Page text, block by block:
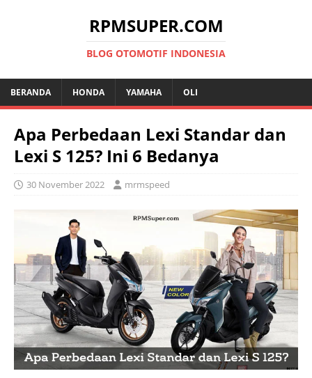
RPMSUPER.COM
BLOG OTOMOTIF INDONESIA
BERANDA HONDA YAMAHA OLI
Apa Perbedaan Lexi Standar dan
Lexi S 125? Ini 6 Bedanya
30 November 2022 mrmspeed